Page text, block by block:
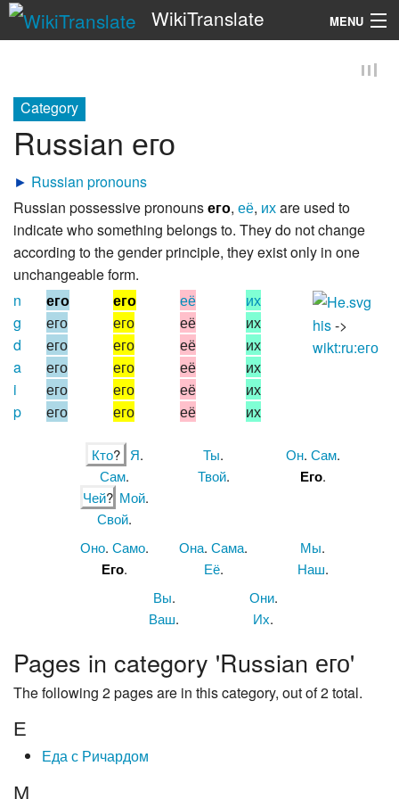
WikiTranslate MENU
Category
Russian его
► Russian pronouns
Russian possessive pronounsего, её, ихare used to
indicate who something belongs to. They do not change
according to the gender principle, they exist only in one
unchangeable form.
n
g
d
a
i
p
его
его
его
его
его
его
его
его
его
его
его
его
её
её
её
её
её
её
их
их
их
их
их
их
his->
wikt:ru:его
Кто? Я.
Сам.
Чей? Мой.
Свой.
Ты.
Твой.
Он. Сам.
Его.
Оно.Само.
Его.
Она.Сама.
Её.
Мы.
Наш.
Вы.
Ваш.
Они.
Их.
Pages in category 'Russian его'
The following 2 pages are in this category, out of 2 total.
Е
Еда с Ричардом
М